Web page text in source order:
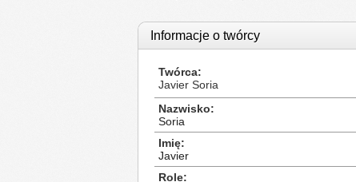
Informacje o twórcy
Twórca
Javier Soria
Nazwisko
Soria
Imię
Javier
Role